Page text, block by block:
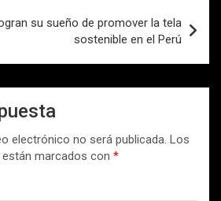
su sueño de promover la tela
sostenible en el Perú
electrónico no será publicada. Los
marcados con *